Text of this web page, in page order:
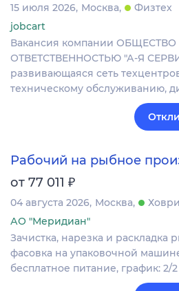
15 июля 2026 Москва
Физтех
jobcart
Вакансия компании
ОТВЕТСТВЕННОСТЬЮ "А-Я
развивающаяся сеть
техническому обслуживанию,
Рабочий на рыбное
от 77 011 ₽
04 августа 2026 Москва
АО "Меридиан"
Зачистка, нарезка и раскладка
фасовка на упаковочной
бесплатное питание, график: